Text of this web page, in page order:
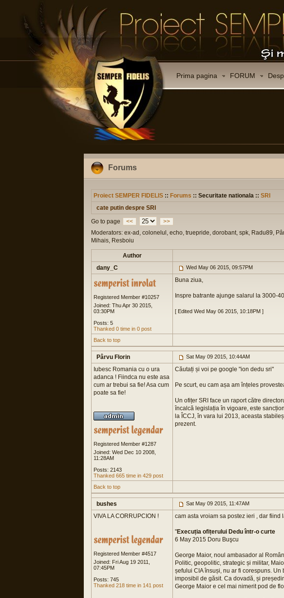
Prima pagina FORUM
Forums
Proiect SEMPER FIDELIS :: Forums :: Securitate nationala :: SRI
cate putin despre SRI
Go to page
<<
>>
Moderators: ex-ad, colonelul, echo, truepride, dorobant, spk, Radu89,
Mihais, Resboiu
Author
dany_C
Wed May 06 2015, 09:57PM
Registered Member #10257
Joined: Thu Apr 30 2015,
03:30PM
Posts: 5
Thanked 0 time in 0 post
Buna ziua,
Inspre batrante ajunge salarul la 3000-
[ Edited Wed May 06 2015, 10:18PM ]
Back to top
Pârvu Florin Sat May 09 2015, 10:44AM
Iubesc Romania cu o ura
adanca ! Fiindca nu este asa
cum ar trebui sa fie! Asa cum
poate sa fie!
Registered Member #1287
Joined: Wed Dec 10 2008,
11:28AM
Posts: 2143
Thanked 665 time in 429 post
Căutați și voi pe google "ion dedu sri"
Pe scurt, eu cam așa am înțeles
Un ofițer SRI face un raport către
încalcă legislația în vigoare, este
la ÎCCJ, în vara lui 2013, aceasta
prezent.
Back to top
bushes Sat May 09 2015, 11:47AM
VIVA LA CORRUPCION !
Registered Member #4517
Joined: Fri Aug 19 2011,
07:45PM
Posts: 745
Thanked 218 time in 141 post
cam asta vroiam sa postez ieri , dar fiind
"Execuția ofițerului Dedu într-o curte
6 May 2015 Doru Buşcu
George Maior, noul ambasador al
Politic, geopolitic, strategic și militar,
șefului CIA însuși, nu ar fi corespuns.
imposibil de găsit. Ca dovadă, și
George Maior e cel mai nimerit pod de